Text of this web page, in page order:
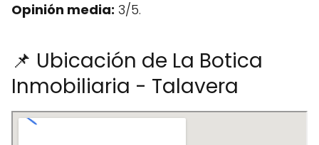
Opinión media: 3/5.
📌 Ubicación de La Botica
Inmobiliaria - Talavera